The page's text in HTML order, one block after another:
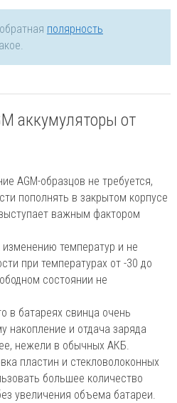
полярность
аккумуляторы от
AGM-образцов не требуется,
пополнять в закрытом корпусе
важным фактором
изменению температур и не
при температурах от -30 до
состоянии не
в батареях свинца очень
накопление и отдача заряда
нежели в обычных АКБ.
пластин и стекловолоконных
большее количество
увеличения объема батареи.